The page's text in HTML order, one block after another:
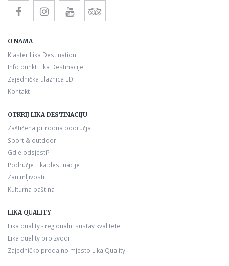
O NAMA
Klaster Lika Destination
Info punkt Lika Destinacije
Zajednička ulaznica LD
Kontakt
OTKRIJ LIKA DESTINACIJU
Zaštićena prirodna područja
Sport & outdoor
Gdje odsjesti?
Područje Lika destinacije
Zanimljivosti
Kulturna baština
LIKA QUALITY
Lika quality - regionalni sustav kvalitete
Lika quality proizvodi
Zajedničko prodajno mjesto Lika Quality